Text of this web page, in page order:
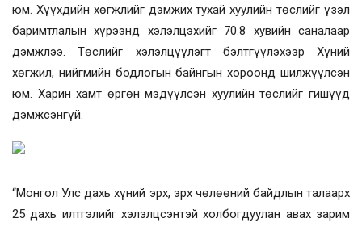
юм. Хүүхдийн хөгжлийг дэмжих тухай хуулийн төслийг үзэл
баримтлалын хүрээнд хэлэлцэхийг 70.8 хувийн саналаар
дэмжлээ. Төслийг хэлэлцүүлэгт бэлтгүүлэхээр Хүний
хөгжил, нийгмийн бодлогын байнгын хороонд шилжүүлсэн
юм. Харин хамт өргөн мэдүүлсэн хуулийн төслийг гишүүд
дэмжсэнгүй.
“Монгол Улс дахь хүний эрх, эрх чөлөөний байдлын талаарх
25 дахь илтгэлийг хэлэлцсэнтэй холбогдуулан авах зарим